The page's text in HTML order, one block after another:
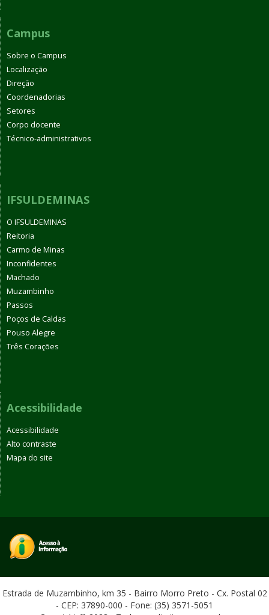
Campus
Sobre o Campus
Localização
Direção
Coordenadorias
Setores
Corpo docente
Técnico-administrativos
IFSULDEMINAS
O IFSULDEMINAS
Reitoria
Carmo de Minas
Inconfidentes
Machado
Muzambinho
Passos
Poços de Caldas
Pouso Alegre
Três Corações
Acessibilidade
Acessibilidade
Alto contraste
Mapa do site
Estrada de Muzambinho, km 35 - Bairro Morro Preto - Cx. Postal 02
- CEP: 37890-000 - Fone: (35) 3571-5051